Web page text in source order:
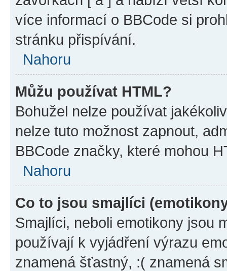
více informací o BBCode si
stránku přispívání.
Nahoru
Můžu používat HTML?
Bohužel nelze používat
nelze tuto možnost zapnout,
BBCode značky, které mohou
Nahoru
Co to jsou smajlíci
Smajlíci, neboli emotikony jsou
používají k vyjádření výrazu
znamená šťastný, :( znamená